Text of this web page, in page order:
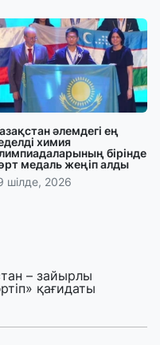
әлемдегі ең
химия
бірінде
медаль жеңіп алды
шілде, 2026
– зайырлы
қағидаты